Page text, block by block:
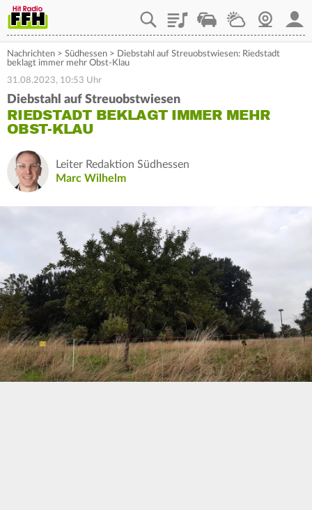
PlaylistStaupilotWetterWebcam
Nachrichten > Südhessen > Diebstahl auf Streuobstwiesen: Riedstadt
beklagt immer mehr Obst-Klau
31.08.2023, 10:53 Uhr
Diebstahl auf Streuobstwiesen
RIEDSTADT BEKLAGT IMMER MEHR
OBST-KLAU
Leiter Redaktion Südhessen
Marc Wilhelm